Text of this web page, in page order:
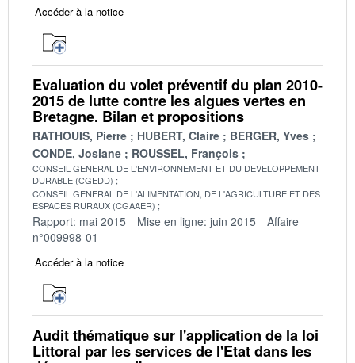
Accéder à la notice
Evaluation du volet préventif du plan 2010-
2015 de lutte contre les algues vertes en
Bretagne. Bilan et propositions
RATHOUIS, Pierre HUBERT, Claire
BERGER, Yves
CONDE, Josiane
ROUSSEL, François
CONSEIL GENERAL DE L'ENVIRONNEMENT ET DU DEVELOPPEMENT
DURABLE (CGEDD)
CONSEIL GENERAL DE L'ALIMENTATION, DE L'AGRICULTURE ET DES
ESPACES RURAUX (CGAAER)
Rapport: mai 2015 Mise en ligne: juin 2015
Affaire
n°009998-01
Accéder à la notice
Audit thématique sur l'application de la loi
Littoral par les services de l'Etat dans les